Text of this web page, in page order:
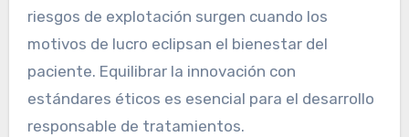
riesgos de explotación surgen cuando los
motivos de lucro eclipsan el bienestar del
paciente. Equilibrar la innovación con
estándares éticos es esencial para el desarrollo
responsable de tratamientos.